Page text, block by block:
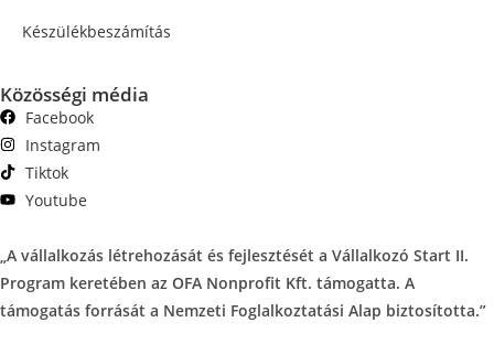
Készülékbeszámítás
Közösségi média
Facebook
Instagram
Tiktok
Youtube
„A vállalkozás létrehozását és fejlesztését a Vállalkozó Start II.
Program keretében az OFA Nonprofit Kft. támogatta. A
támogatás forrását a Nemzeti Foglalkoztatási Alap biztosította.”